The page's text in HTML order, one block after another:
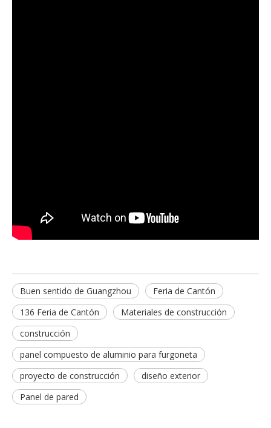
Buen sentido de Guangzhou
Feria de Cantón
136 Feria de Cantón
Materiales de construcción
construcción
panel compuesto de aluminio para furgoneta
proyecto de construcción
diseño exterior
Panel de pared